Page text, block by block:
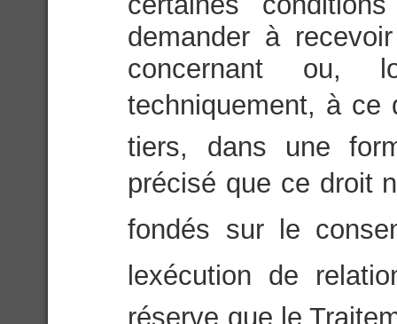
demander à
concernant ou,
techniquement, à ce
tiers, dans une
précisé que ce droit
fondés sur le
lexécution de
réserve que le